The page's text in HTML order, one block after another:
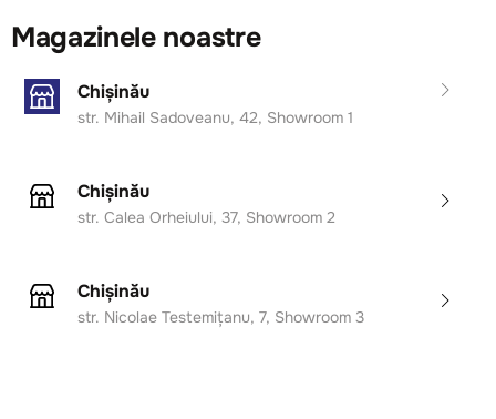
Magazinele noastre
Chișinău
str. Mihail Sadoveanu, 42, Showroom 1
Chișinău
str. Calea Orheiului, 37, Showroom 2
Chișinău
str. Nicolae Testemițanu, 7, Showroom 3